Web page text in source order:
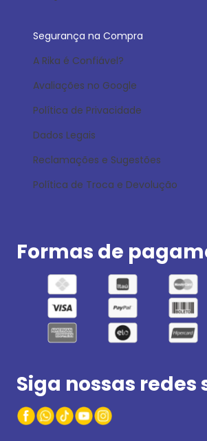
Segurança na Compra
A Rika é Confiável?
Avaliações no Google
Política de Privacidade
Dados Legais
Reclamações e Sugestões
Política de Troca e Devolução
Formas de
Siga nossas redes